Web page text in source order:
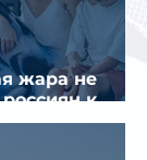
жара не
к
Европе